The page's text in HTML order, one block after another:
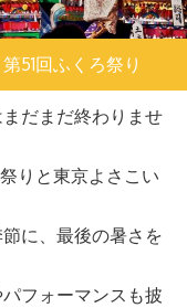
51回ふくろ祭り
だまだ終わりませ
りと東京よさこい
に、最後の暑さを
フォーマンスも披